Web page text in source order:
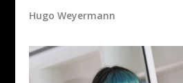
Hugo Weyermann